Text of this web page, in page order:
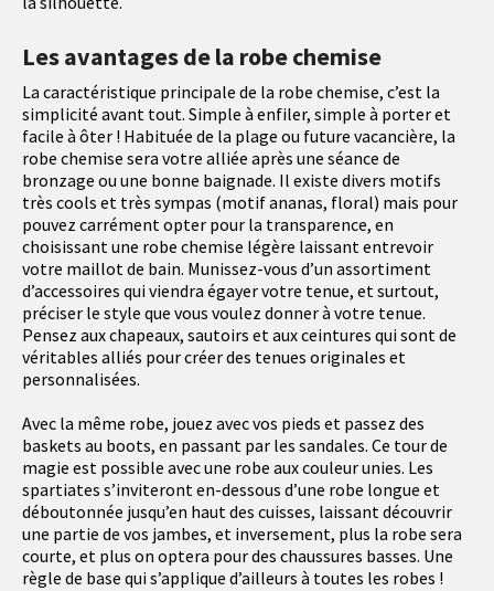
Les avantages de la robe chemise
La caractéristique principale de la robe chemise, c’est la
simplicité avant tout. Simple à enfiler, simple à porter et
facile à ôter ! Habituée de la plage ou future vacancière, la
robe chemise sera votre alliée après une séance de
bronzage ou une bonne baignade. Il existe divers motifs
très cools et très sympas (motif ananas, floral) mais pour
pouvez carrément opter pour la transparence, en
choisissant une robe chemise légère laissant entrevoir
votre maillot de bain. Munissez-vous d’un assortiment
d’accessoires qui viendra égayer votre tenue, et surtout,
préciser le style que vous voulez donner à votre tenue.
Pensez aux chapeaux, sautoirs et aux ceintures qui sont de
véritables alliés pour créer des tenues originales et
personnalisées.
Avec la même robe, jouez avec vos pieds et passez des
baskets au boots, en passant par les sandales. Ce tour de
magie est possible avec une robe aux couleur unies. Les
spartiates s’inviteront en-dessous d’une robe longue et
déboutonnée jusqu’en haut des cuisses, laissant découvrir
une partie de vos jambes, et inversement, plus la robe sera
courte, et plus on optera pour des chaussures basses. Une
règle de base qui s’applique d’ailleurs à toutes les robes !